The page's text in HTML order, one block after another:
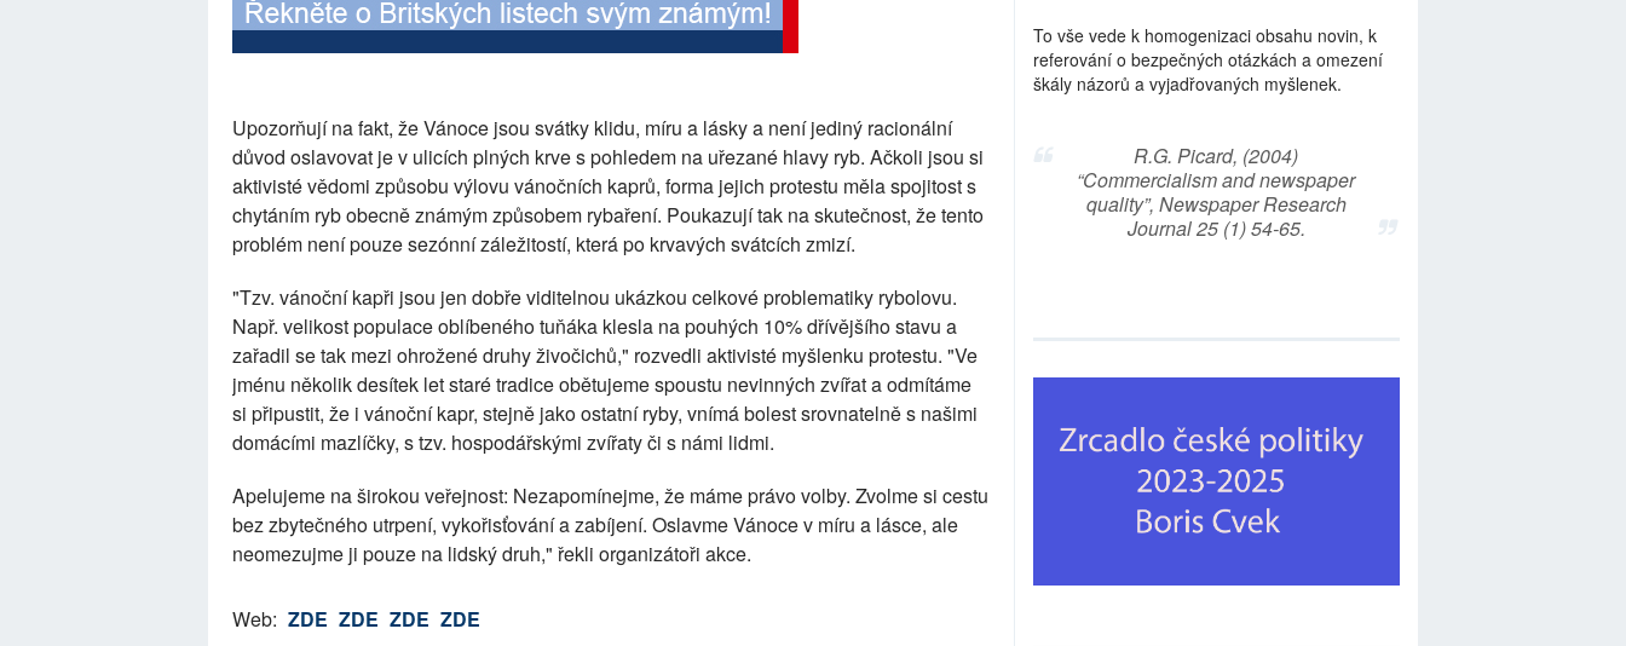
Upozorňují na fakt, že Vánoce jsou svátky klidu, míru a lásky a není jediný racionální
důvod oslavovat je v ulicích plných krve s pohledem na uřezané hlavy ryb. Ačkoli jsou si
aktivisté vědomi způsobu výlovu vánočních kaprů, forma jejich protestu měla spojitost s
chytáním ryb obecně známým způsobem rybaření. Poukazují tak na skutečnost, že tento
problém není pouze sezónní záležitostí, která po krvavých svátcích zmizí.
"Tzv. vánoční kapři jsou jen dobře viditelnou ukázkou celkové problematiky rybolovu.
Např. velikost populace oblíbeného tuňáka klesla na pouhých 10% dřívějšího stavu a
zařadil se tak mezi ohrožené druhy živočichů," rozvedli aktivisté myšlenku protestu. "Ve
jménu několik desítek let staré tradice obětujeme spoustu nevinných zvířat a odmítáme
si připustit, že i vánoční kapr, stejně jako ostatní ryby, vnímá bolest srovnatelně s našimi
domácími mazlíčky, s tzv. hospodářskými zvířaty či s námi lidmi.
Apelujeme na širokou veřejnost: Nezapomínejme, že máme právo volby. Zvolme si cestu
bez zbytečného utrpení, vykořisťování a zabíjení. Oslavme Vánoce v míru a lásce, ale
neomezujme ji pouze na lidský druh," řekli organizátoři akce.
Web: ZDE ZDE ZDE ZDE
To vše vede k homogenizaci obsahu novin, k
referování o bezpečných otázkách a omezení
škály názorů a vyjadřovaných myšlenek.
R.G. Picard, (2004)
“Commercialism and newspaper
quality”, Newspaper Research
Journal 25 (1) 54-65.